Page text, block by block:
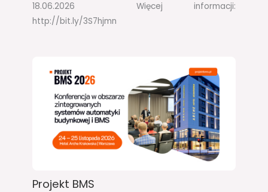
18.06.2026 Więcej informacji:
http://bit.ly/3S7hjmn
Projekt BMS